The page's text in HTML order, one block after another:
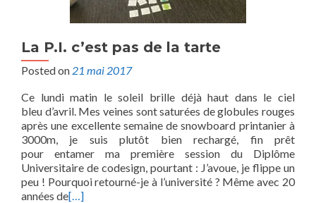
La P.I. c’est pas de la tarte
Posted on 21 mai 2017
Ce lundi matin le soleil brille déjà haut dans le ciel
bleu d’avril. Mes veines sont saturées de globules rouges
après une excellente semaine de snowboard printanier à
3000m, je suis plutôt bien rechargé, fin prêt
pour entamer ma première session du Diplôme
Universitaire de codesign, pourtant : J’avoue, je flippe un
peu ! Pourquoi retourné-je à l’université ? Même avec 20
années de[…]